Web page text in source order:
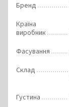
Бренд
Країна
виробник
Фасування
Склад
Густина